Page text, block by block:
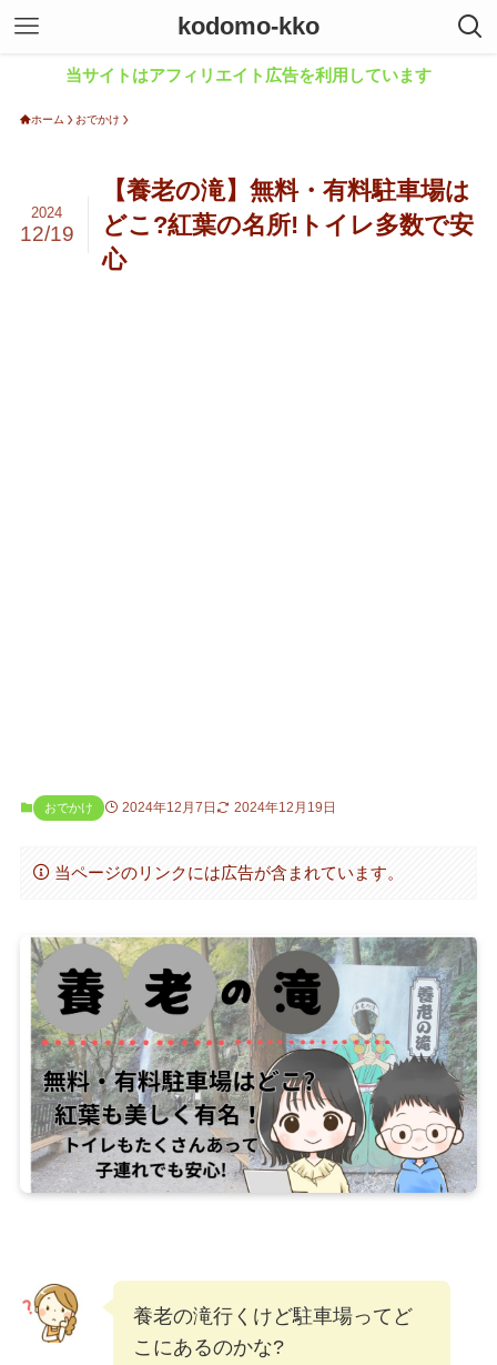
kodomo-kko
当サイトはアフィリエイト広告を利用しています
ホーム おでかけ
【養老の滝】無料・有料駐車場は
どこ?紅葉の名所!トイレ多数で安
心
2024
12/19
おでかけ 2024年12月7日 2024年12月19日
当ページのリンクには広告が含まれています。
養老の滝行くけど駐車場ってど
こにあるのかな?